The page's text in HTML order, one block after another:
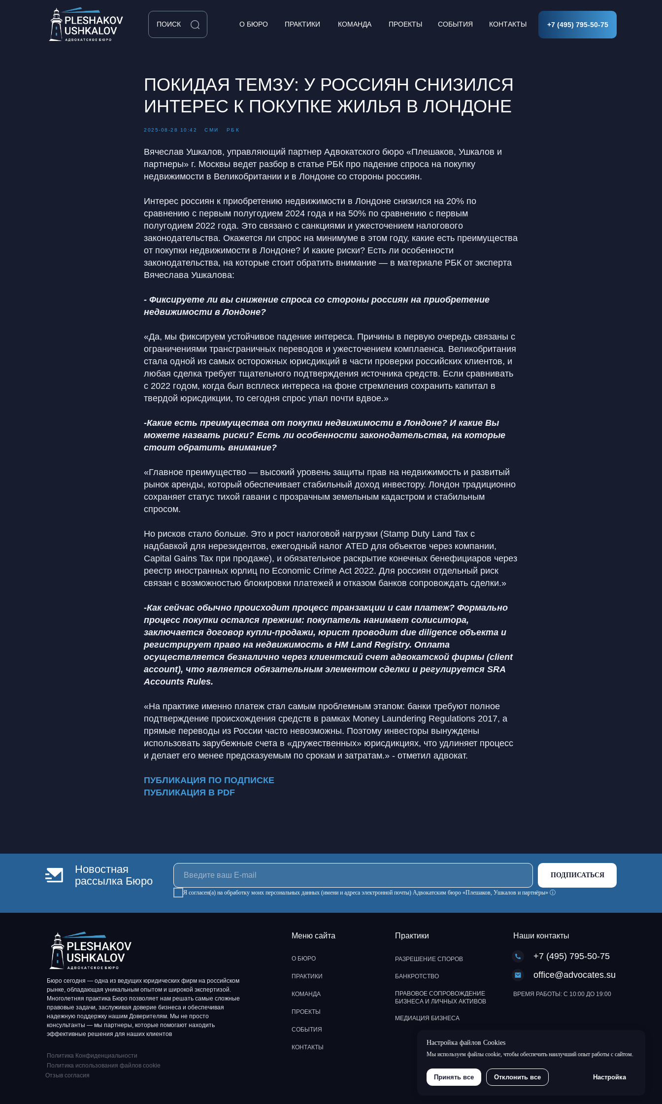
ПОИСК +7 (495) 795-50-75
О БЮРО ПРАКТИКИ КОМАНДА ПРОЕКТЫ СОБЫТИЯ КОНТАКТЫ
Настройка файлов Cookies
Мы используем файлы cookie, чтобы обеспечить наилучший опыт работы с сайтом.
Принять все Отклонить все Настройка
ПОКИДАЯ ТЕМЗУ: У РОССИЯН СНИЗИЛСЯ
ИНТЕРЕС К ПОКУПКЕ ЖИЛЬЯ В ЛОНДОНЕ
2025-08-28 10:42 СМИ РБК
Вячеслав Ушкалов, управляющий партнер Адвокатского бюро «Плешаков, Ушкалов и
партнеры» г. Москвы ведет разбор в статье РБК про падение спроса на покупку
недвижимости в Великобритании и в Лондоне со стороны россиян.
Интерес россиян к приобретению недвижимости в Лондоне снизился на 20% по
сравнению с первым полугодием 2024 года и на 50% по сравнению с первым
полугодием 2022 года. Это связано с санкциями и ужесточением налогового
законодательства. Окажется ли спрос на минимуме в этом году, какие есть преимущества
от покупки недвижимости в Лондоне? И какие риски? Есть ли особенности
законодательства, на которые стоит обратить внимание — в материале РБК от эксперта
Вячеслава Ушкалова:
- Фиксируете ли вы снижение спроса со стороны россиян на приобретение
недвижимости в Лондоне?
«Да, мы фиксируем устойчивое падение интереса. Причины в первую очередь связаны с
ограничениями трансграничных переводов и ужесточением комплаенса. Великобритания
стала одной из самых осторожных юрисдикций в части проверки российских клиентов, и
любая сделка требует тщательного подтверждения источника средств. Если сравнивать
с 2022 годом, когда был всплеск интереса на фоне стремления сохранить капитал в
твердой юрисдикции, то сегодня спрос упал почти вдвое.»
-Какие есть преимущества от покупки недвижимости в Лондоне? И какие Вы
можете назвать риски? Есть ли особенности законодательства, на которые
стоит обратить внимание?
«Главное преимущество — высокий уровень защиты прав на недвижимость и развитый
рынок аренды, который обеспечивает стабильный доход инвестору. Лондон традиционно
сохраняет статус тихой гавани с прозрачным земельным кадастром и стабильным
спросом.
Но рисков стало больше. Это и рост налоговой нагрузки (Stamp Duty Land Tax с
надбавкой для нерезидентов, ежегодный налог ATED для объектов через компании,
Capital Gains Tax при продаже), и обязательное раскрытие конечных бенефициаров через
реестр иностранных юрлиц по Economic Crime Act 2022. Для россиян отдельный риск
связан с возможностью блокировки платежей и отказом банков сопровождать сделки.»
-Как сейчас обычно происходит процесс транзакции и сам платеж? Формально
процесс покупки остался прежним: покупатель нанимает солиситора,
заключается договор купли-продажи, юрист проводит due diligence объекта и
регистрирует право на недвижимость в HM Land Registry. Оплата
осуществляется безналично через клиентский счет адвокатской фирмы (client
account), что является обязательным элементом сделки и регулируется SRA
Accounts Rules.
«На практике именно платеж стал самым проблемным этапом: банки требуют полное
подтверждение происхождения средств в рамках Money Laundering Regulations 2017, а
прямые переводы из России часто невозможны. Поэтому инвесторы вынуждены
использовать зарубежные счета в «дружественных» юрисдикциях, что удлиняет процесс
и делает его менее предсказуемым по срокам и затратам.» - отметил адвокат.
ПУБЛИКАЦИЯ ПО ПОДПИСКЕ
ПУБЛИКАЦИЯ В PDF
Я согласен(а) на обработку моих персональных данных (имени и адреса электронной почты) Адвокатским бюро «Плешаков, Ушкалов и партнёры» ⓘ
ПОДПИСАТЬСЯ
Новостная
рассылка Бюро
Бюро сегодня — одна из ведущих юридических фирм на российском
рынке, обладающая уникальным опытом и широкой экспертизой.
Многолетняя практика Бюро позволяет нам решать самые сложные
правовые задачи, заслуживая доверие бизнеса и обеспечивая
надежную поддержку нашим Доверителям. Мы не просто
консультанты — мы партнеры, которые помогают находить
эффективные решения для наших клиентов
Политика использования файлов cookie
Политика Конфиденциальности
«Плешаков, Ушкалов и партнёры»
Отзыв согласия
Меню сайта Практики Наши контакты
О БЮРО
ПРАКТИКИ
КОМАНДА
ПРОЕКТЫ
СОБЫТИЯ
КОНТАКТЫ
РАЗРЕШЕНИЕ СПОРОВ
ВРЕМЯ РАБОТЫ: С 10:00 ДО 19:00
+7 (495) 795-50-75
office@advocates.su
БАНКРОТСТВО
МЕДИАЦИЯ БИЗНЕСА
ПРАВОВОЕ СОПРОВОЖДЕНИЕ
БИЗНЕСА И ЛИЧНЫХ АКТИВОВ